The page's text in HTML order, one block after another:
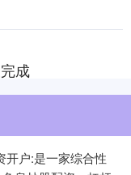
成
开户:是一家综合性